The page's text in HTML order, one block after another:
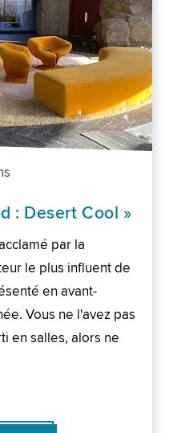
: Desert Cool »
par la
le plus influent de
en avant-
Vous ne l'avez pas
en salles, alors ne